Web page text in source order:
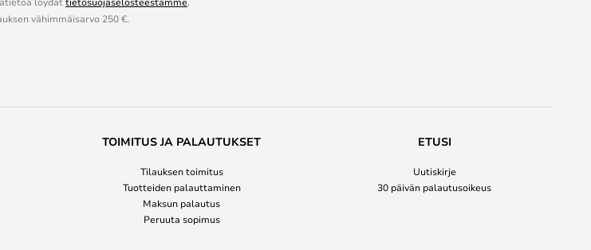
vähimmäisarvo 250 €.
TOIMITUS JA PALAUTUKSET
Tilauksen toimitus
Tuotteiden palauttaminen
Maksun palautus
Peruuta sopimus
ETUSI
Uutiskirje
30 päivän palautusoikeus